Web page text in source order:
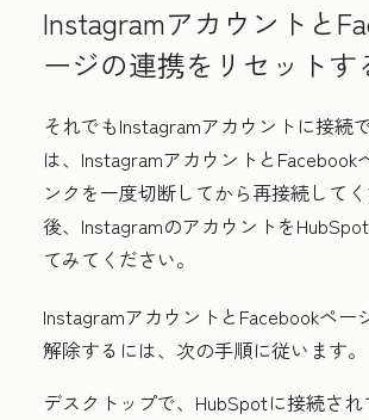
Instagramアカウントと
ージの連携をリセットす
それでもInstagramアカウントに接続
は、InstagramアカウントとFacebook
ンクを一度切断してから再接続して
後、Instagramのアカウントを
てみてください。
InstagramアカウントとFacebookペー
解除するには、次の手順に従います。
デスクトップで、HubSpotに接続され